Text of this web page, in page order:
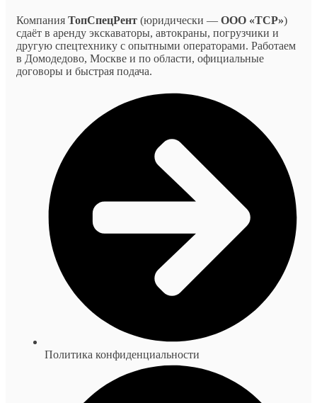
Компания ТопСпецРент (юридически — ООО «ТСР»)
сдаёт в аренду экскаваторы, автокраны, погрузчики и
другую спецтехнику с опытными операторами. Работаем
в Домодедово, Москве и по области, официальные
договоры и быстрая подача.
Политика конфиденциальности